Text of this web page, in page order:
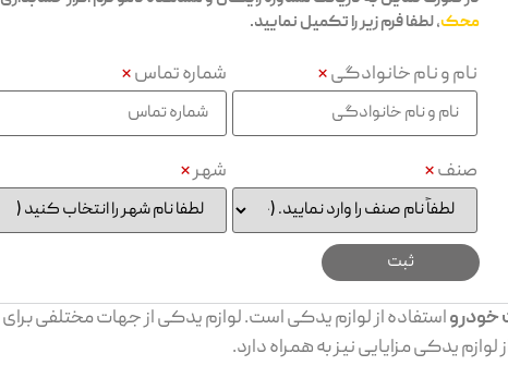
محک، لطفا فرم زیر را تکمیل نمایید.
نام و نام خانوادگی* شماره تماس*
صنف* شهر*
خودرواستفاده از لوازم یدکی است. لوازم یدکی از جهات مختلفی برای
یدکی مزایایی نیز به همراه دارد.